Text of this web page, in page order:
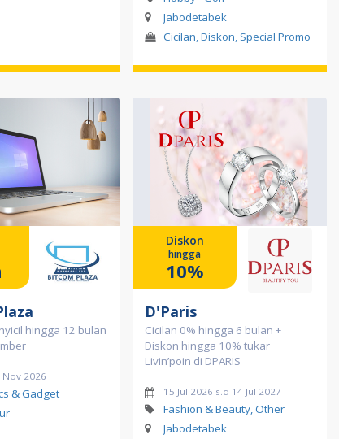
Jabodetabek
Cicilan, Diskon, Special Promo
hingga 12 bulan
Nov 2026
& Gadget
Diskon
hingga
10%
D'Paris
Cicilan 0% hingga 6 bulan +
Diskon hingga 10% tukar
Livin’poin di DPARIS
15 Jul 2026 s.d 14 Jul 2027
Fashion & Beauty, Other
Jabodetabek